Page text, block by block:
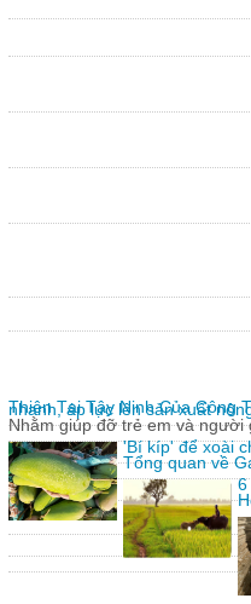
nhanh, áp lực lên sản xuất
'Bí kíp' để xoài
6
Thiện Tại Tây Ninh Của Công
Nhằm giúp đỡ trẻ em và người
Tổng quan về